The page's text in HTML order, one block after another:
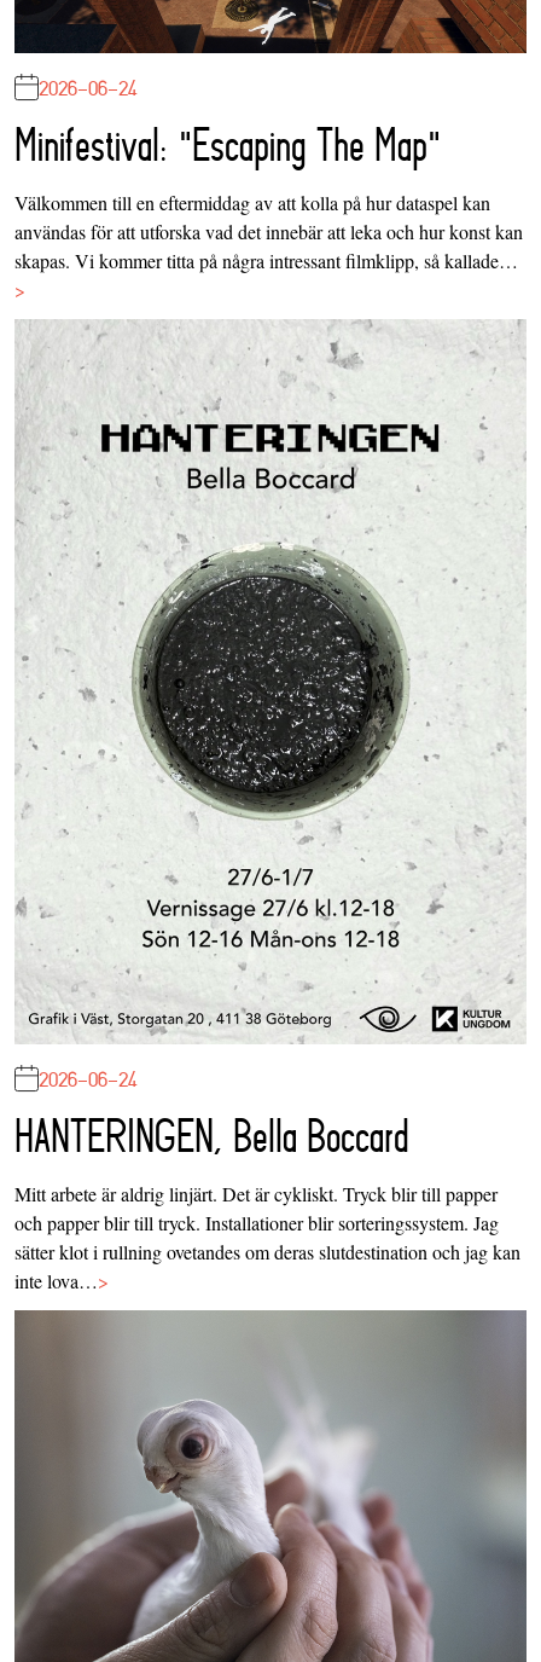
2026-06-24
Minifestival: "Escaping The Map"
Välkommen till en eftermiddag av att kolla på hur dataspel kan
användas för att utforska vad det innebär att leka och hur konst kan
skapas. Vi kommer titta på några intressant filmklipp, så kallade…
>
2026-06-24
HANTERINGEN, Bella Boccard
Mitt arbete är aldrig linjärt. Det är cykliskt. Tryck blir till papper
och papper blir till tryck. Installationer blir sorteringssystem. Jag
sätter klot i rullning ovetandes om deras slutdestination och jag kan
inte lova…>